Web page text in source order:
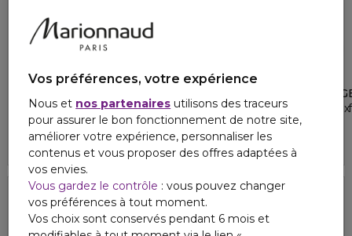
WELLA PROFESSIONALS
Après-shampoing nourrissant pour cheveux secs, ternes ou
36,00 € 4.9 682
REDKEN
COLOR EXTEND
Masque neutralisant cheveux
46,20 €
Vos préférences, votre expérience
Nous et nos partenaires utilisons des traceurs
pour assurer le bon fonctionnement de notre site,
améliorer votre expérience, personnaliser les
contenus et vous proposer des offres adaptées à
vos envies.
Vous gardez le contrôle : vous pouvez changer
vos préférences à tout moment.
Vos choix sont conservés pendant 6 mois et